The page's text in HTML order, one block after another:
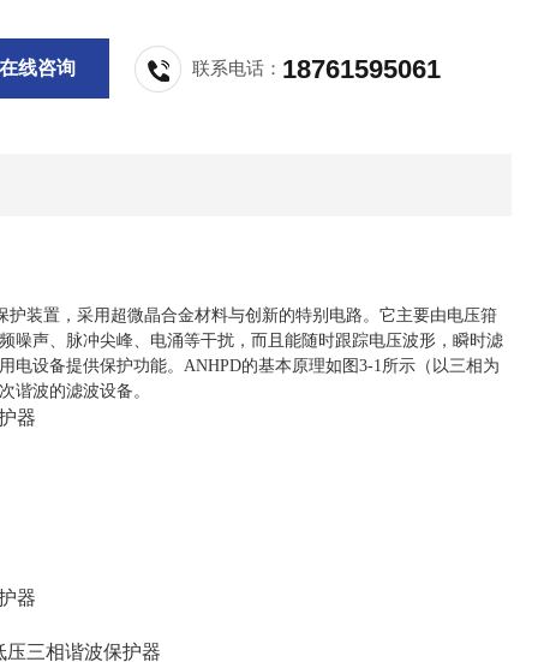
在线咨询 联系电话： 18761595061
装置，采用超微晶合金材料与创新的特别电路。它主要由电压箝
噪声、脉冲尖峰、电涌等干扰，而且能随时跟踪电压波形，瞬时滤
设备提供保护功能。ANHPD的基本原理如图3-1所示（以三相为
谐波的滤波设备。